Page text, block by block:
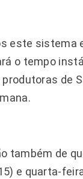
este sistema
o tempo
de
também de
e quarta-